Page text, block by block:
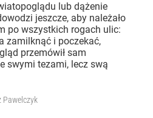
lub dążenie
jeszcze, aby należało
po wszystkich rogach ulic:
zamilknąć i poczekać,
przemówił sam
swymi tezami, lecz swą
Pawelczyk